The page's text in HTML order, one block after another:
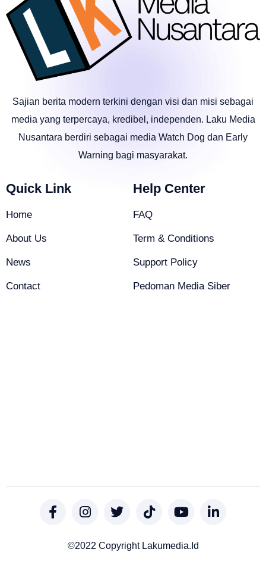
Sajian berita modern terkini dengan visi dan misi sebagai
media yang terpercaya, kredibel, independen. Laku Media
Nusantara berdiri sebagai media Watch Dog dan Early
Warning bagi masyarakat.
Quick Link
Home
About Us
News
Contact
Help Center
FAQ
Term & Conditions
Support Policy
Pedoman Media Siber
©2022 Copyright Lakumedia.id